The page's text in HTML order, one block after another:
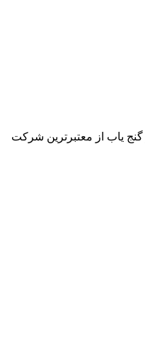
یاب از معتبرترین شرکت